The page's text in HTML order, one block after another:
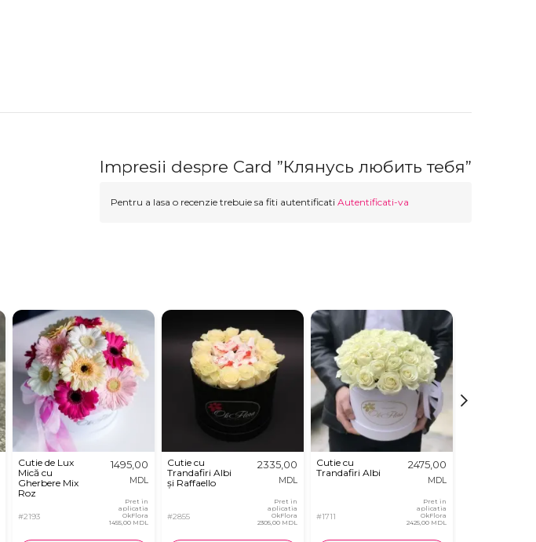
Impresii despre Card ”Клянусь любить тебя”
Pentru a lasa o recenzie trebuie sa fiti autentificati Autentificati-va
Cutie de Lux
Mică cu
Gherbere Mix
Roz
#2193
1495,00
MDL
Pret in
aplicatia
OkFlora
1455,00 MDL
Cutie cu
Trandafiri Albi
și Raffaello
#2855
2335,00
MDL
Pret in
aplicatia
OkFlora
2305,00 MDL
Cutie cu
Trandafiri Albi
#1711
2475,00
MDL
Pret in
aplicatia
OkFlora
2425,00 MDL